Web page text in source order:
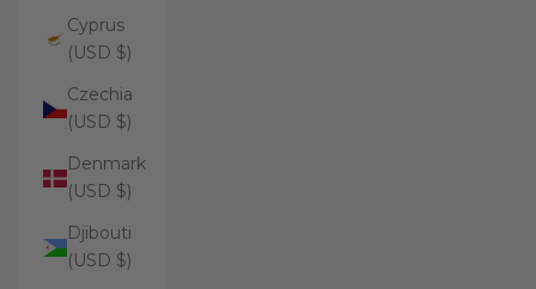
Cyprus
(USD $)
Czechia
(USD $)
Denmark
(USD $)
Djibouti
(USD $)